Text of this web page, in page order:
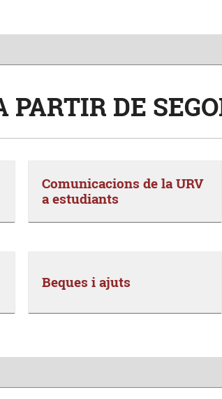
DE
Comunicacions de la URV
a estudiants
Beques i ajuts